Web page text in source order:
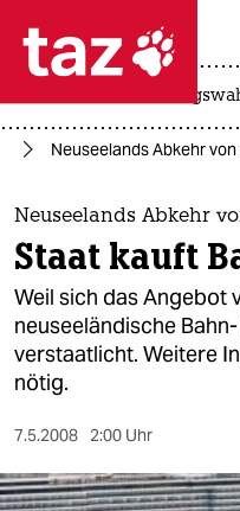
 taz
taz
themen
politik
öko
gesellschaft
kultur
sport
Neuseelands Abkehr
Neuseelands Abkehr
Staat kauft
Weil sich das Angebot
neuseeländische
verstaatlicht. Weitere
nötig.
7.5.2008 2:00 Uhr